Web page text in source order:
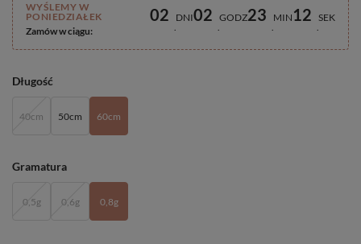
Długość
40cm 50cm 60cm
Gramatura
0,5g 0,6g 0,8g
WYŚLEMY W
PONIEDZIAŁEK
Zamów w ciągu:
02 DNI02 GODZ23 MIN 11 SEK